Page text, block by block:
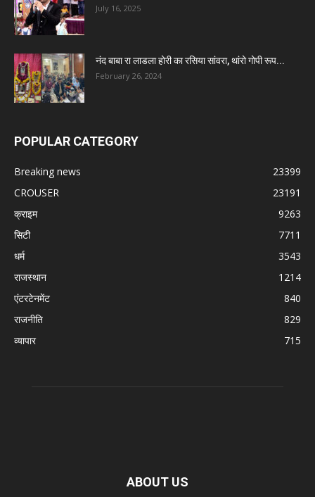
July 16, 2025
नंद बाबा रा लाडला होरी का रसिया सांवरा, थांरो गोपी रूप...
February 26, 2024
POPULAR CATEGORY
Breaking news
23399
CROUSER
23191
क्राइम
9263
सिटी
7711
धर्म
3543
राजस्थान
1214
एंटरटेनमेंट
840
राजनीति
829
व्यापार
715
ABOUT US